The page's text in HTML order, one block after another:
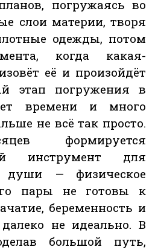
погружаясь во
слои материи, творя
одежды, потом
когда какая-
её и произойдёт
этап погружения в
времени и много
не всё так просто.
формируется
инструмент для
души — физическое
пары не готовы к
беременность и
не идеально. В
большой путь,